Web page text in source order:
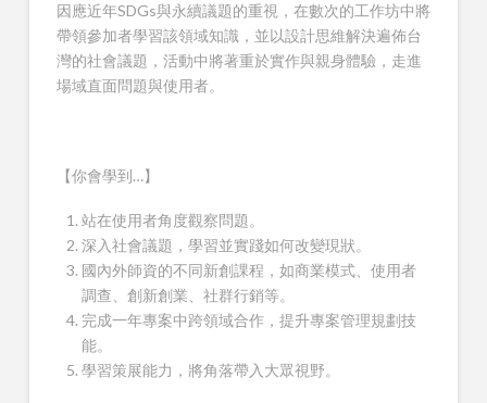
因應近年SDGs與永續議題的重視，在數次的工作坊中將
帶領參加者學習該領域知識，並以設計思維解決遍佈台
灣的社會議題，活動中將著重於實作與親身體驗，走進
場域直面問題與使用者。
【你會學到…】
站在使用者角度觀察問題。
深入社會議題，學習並實踐如何改變現狀。
國內外師資的不同新創課程，如商業模式、使用者
調查、創新創業、社群行銷等。
完成一年專案中跨領域合作，提升專案管理規劃技
能。
學習策展能力，將角落帶入大眾視野。